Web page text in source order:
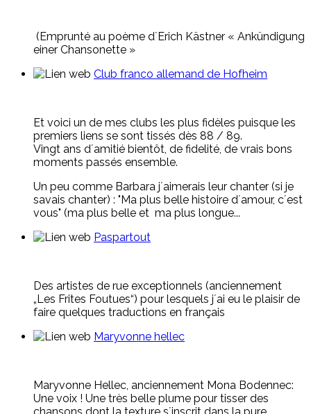
(Emprunté au poème d´Erich Kästner « Ankündigung
einer Chansonette »
Club franco allemand de Hofheim
Et voici un de mes clubs les plus fidèles puisque les
premiers liens se sont tissés dès 88 / 89.
Vingt ans d´amitié bientôt, de fidelité, de vrais bons
moments passés ensemble.
Un peu comme Barbara j´aimerais leur chanter (si je
savais chanter) : "Ma plus belle histoire d´amour, c´est
vous" (ma plus belle et ma plus longue...
Paspartout
Des artistes de rue exceptionnels (anciennement
„Les Frites Foutues“) pour lesquels j´ai eu le plaisir de
faire quelques traductions en français
Maryvonne hellec
Maryvonne Hellec, anciennement Mona Bodennec:
Une voix ! Une très belle plume pour tisser des